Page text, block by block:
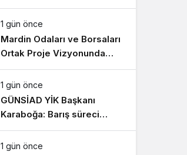
bekliyor!
1 gün önce
Mardin Odaları ve Borsaları
Ortak Proje Vizyonunda
Buluştu
1 gün önce
GÜNSİAD YİK Başkanı
Karaboğa: Barış süreci
ekonomik kazanımların
artmasını sağlayacak!
1 gün önce